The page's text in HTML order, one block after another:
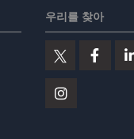
우리를 찾아